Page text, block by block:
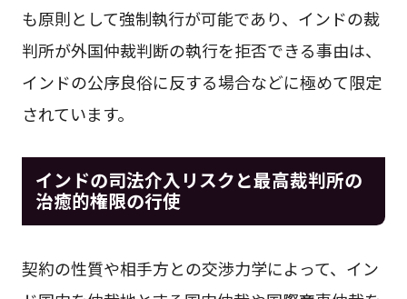
も原則として強制執行が可能であり、インドの裁
判所が外国仲裁判断の執行を拒否できる事由は、
インドの公序良俗に反する場合などに極めて限定
されています。
インドの司法介入リスクと最高裁判所の
治癒的権限の行使
契約の性質や相手方との交渉力学によって、イン